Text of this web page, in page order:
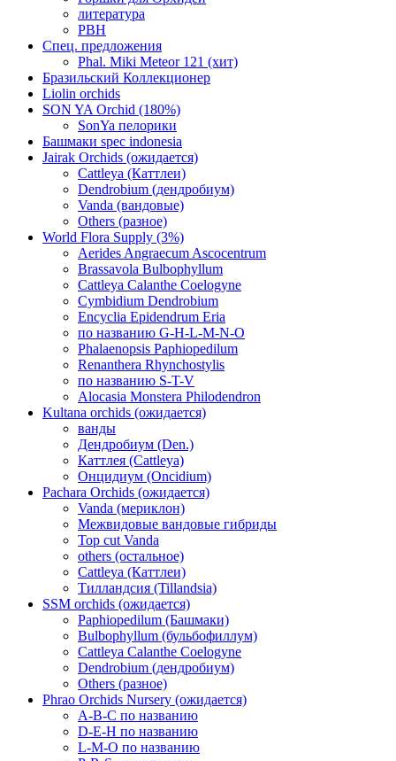
литература
РВН
Спец. предложения
Phal. Miki Meteor 121 (хит)
Бразильский Коллекционер
Liolin orchids
SON YA Orchid (180%)
SonYa пелорики
Башмаки spec indonesia
Jairak Orchids (ожидается)
Cattleya (Каттлеи)
Dendrobium (дендробиум)
Vanda (вандовые)
Others (разное)
World Flora Supply (3%)
Aerides Angraecum Ascocentrum
Brassavola Bulbophyllum
Cattleya Calanthe Coelogyne
Cymbidium Dendrobium
Encyclia Epidendrum Eria
по названию G-H-L-M-N-O
Phalaenopsis Paphiopedilum
Renanthera Rhynchostylis
по названию S-T-V
Alocasia Monstera Philodendron
Kultana orchids (ожидается)
ванды
Дендробиум (Den.)
Каттлея (Cattleya)
Онцидиум (Oncidium)
Pachara Orchids (ожидается)
Vanda (мериклон)
Межвидовые вандовые гибриды
Top cut Vanda
others (остальное)
Cattleya (Каттлеи)
Тилландсия (Tillandsia)
SSM orchids (ожидается)
Paphiopedilum (Башмаки)
Bulbophyllum (бульбофиллум)
Cattleya Calanthe Coelogyne
Dendrobium (дендробиум)
Others (разное)
Phrao Orchids Nursery (ожидается)
A-B-C по названию
D-E-H по названию
L-M-O по названию